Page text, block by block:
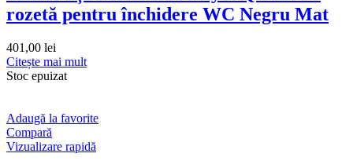
rozetă pentru închidere WC Negru Mat
401,00 lei
Citește mai mult
Stoc epuizat
Adaugă la favorite
Compară
Vizualizare rapidă